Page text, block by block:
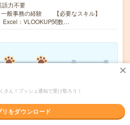
語力不要
一般事務の経験 【必要なスキル】
Excel：VLOOKUP関数…
もっと見る
さん！プッシュ通知で受け取ろう！
リをダウンロード